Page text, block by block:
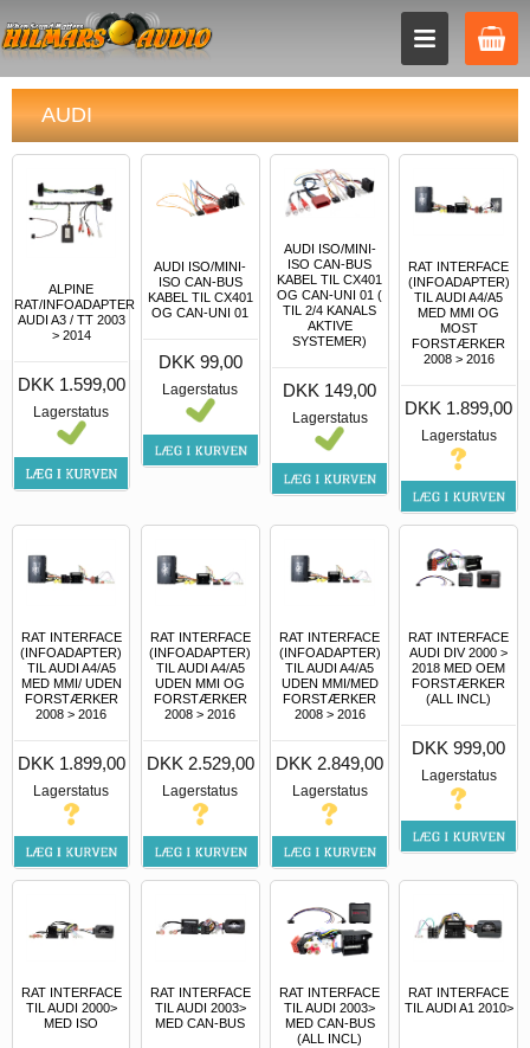
AUDI
ALPINE
RAT/INFOADAPTER
AUDI A3 / TT 2003
> 2014
DKK 1.599,00
Lagerstatus
AUDI ISO/MINI-
ISO CAN-BUS
KABEL TIL CX401
OG CAN-UNI 01
DKK 99,00
Lagerstatus
AUDI ISO/MINI-
ISO CAN-BUS
KABEL TIL CX401
OG CAN-UNI 01 (
TIL 2/4 KANALS
AKTIVE
SYSTEMER)
DKK 149,00
Lagerstatus
RAT INTERFACE
(INFOADAPTER)
TIL AUDI A4/A5
MED MMI OG
MOST
FORSTÆRKER
2008 > 2016
DKK 1.899,00
Lagerstatus
RAT INTERFACE
(INFOADAPTER)
TIL AUDI A4/A5
MED MMI/ UDEN
FORSTÆRKER
2008 > 2016
DKK 1.899,00
Lagerstatus
RAT INTERFACE
(INFOADAPTER)
TIL AUDI A4/A5
UDEN MMI OG
FORSTÆRKER
2008 > 2016
DKK 2.529,00
Lagerstatus
RAT INTERFACE
(INFOADAPTER)
TIL AUDI A4/A5
UDEN MMI/MED
FORSTÆRKER
2008 > 2016
DKK 2.849,00
Lagerstatus
RAT INTERFACE
AUDI DIV 2000 >
2018 MED OEM
FORSTÆRKER
(ALL INCL)
DKK 999,00
Lagerstatus
RAT INTERFACE
TIL AUDI 2000>
MED ISO
RAT INTERFACE
TIL AUDI 2003>
MED CAN-BUS
RAT INTERFACE
TIL AUDI 2003>
MED CAN-BUS
(ALL INCL)
RAT INTERFACE
TIL AUDI A1 2010>